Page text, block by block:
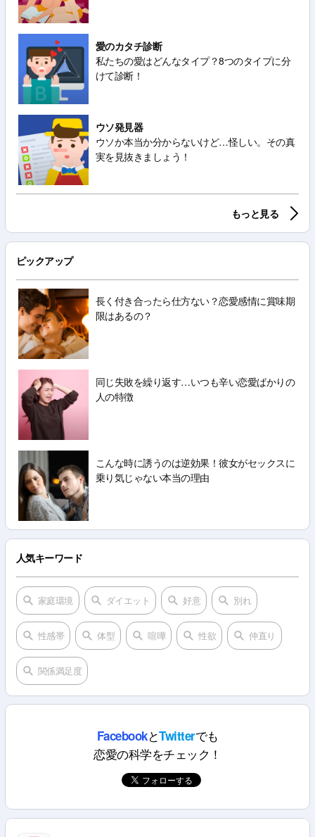
愛のカタチ診断
私たちの愛はどんなタイプ？8つのタイプに分
けて診断！
ウソ発見器
ウソか本当か分からないけど…怪しい。その真
実を見抜きましょう！
もっと見る
ピックアップ
長く付き合ったら仕方ない？恋愛感情に賞味期
限はあるの？
同じ失敗を繰り返す…いつも辛い恋愛ばかりの
人の特徴
こんな時に誘うのは逆効果！彼女がセックスに
乗り気じゃない本当の理由
人気キーワード
家庭環境 ダイエット 好意 別れ
性感帯 体型 喧嘩 性欲 仲直り
関係満足度
FacebookとTwitterでも
恋愛の科学をチェック！